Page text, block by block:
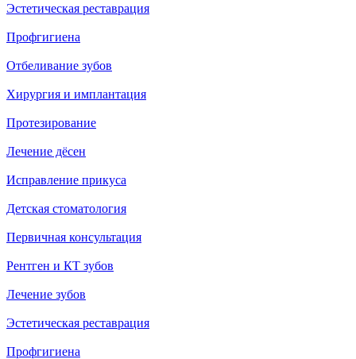
Эстетическая реставрация
Профгигиена
Отбеливание зубов
Хирургия и имплантация
Протезирование
Лечение дёсен
Исправление прикуса
Детская стоматология
Первичная консультация
Рентген и КТ зубов
Лечение зубов
Эстетическая реставрация
Профгигиена